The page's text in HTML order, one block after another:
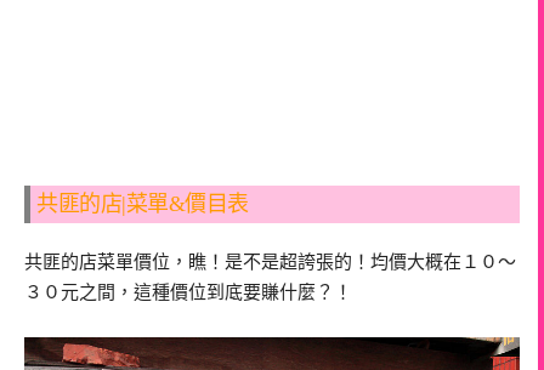
共匪的店|菜單&價目表
共匪的店菜單價位，瞧！是不是超誇張的！均價大概在１０～
３０元之間，這種價位到底要賺什麼？！